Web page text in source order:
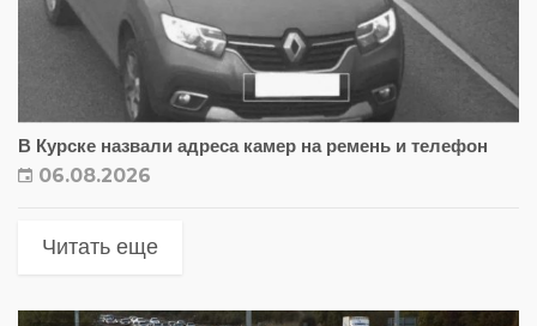
В Курске назвали адреса камер на ремень и телефон
06.08.2026
Читать еще